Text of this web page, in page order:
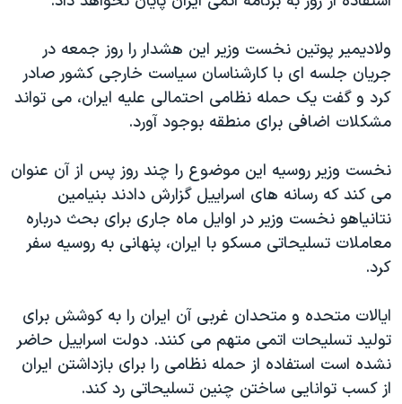
ولادیمیر پوتین نخست وزیر این هشدار را روز جمعه در
جریان جلسه ای با کارشناسان سیاست خارجی کشور صادر
کرد و گفت یک حمله نظامی احتمالی علیه ایران، می تواند
مشکلات اضافی برای منطقه بوجود آورد.
نخست وزیر روسیه این موضوع را چند روز پس از آن عنوان
می کند که رسانه های اسراییل گزارش دادند بنیامین
نتانیاهو نخست وزیر در اوایل ماه جاری برای بحث درباره
معاملات تسلیحاتی مسکو با ایران، پنهانی به روسیه سفر
کرد.
ایالات متحده و متحدان غربی آن ایران را به کوشش برای
تولید تسلیحات اتمی متهم می کنند. دولت اسراییل حاضر
نشده است استفاده از حمله نظامی را برای بازداشتن ایران
از کسب توانایی ساختن چنین تسلیحاتی رد کند.